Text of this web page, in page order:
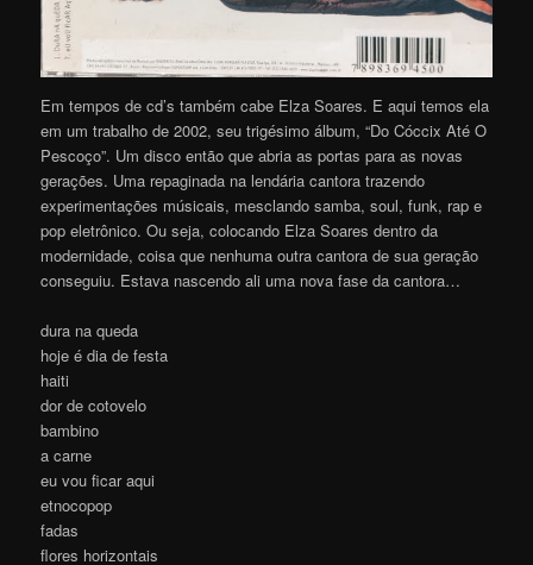
Em tempos de cd’s também cabe Elza Soares. E aqui temos ela
em um trabalho de 2002, seu trigésimo álbum, “Do Cóccix Até O
Pescoço”. Um disco então que abria as portas para as novas
gerações. Uma repaginada na lendária cantora trazendo
experimentações músicais, mesclando samba, soul, funk, rap e
pop eletrônico. Ou seja, colocando Elza Soares dentro da
modernidade, coisa que nenhuma outra cantora de sua geração
conseguiu. Estava nascendo ali uma nova fase da cantora…
dura na queda
hoje é dia de festa
haiti
dor de cotovelo
bambino
a carne
eu vou ficar aqui
etnocopop
fadas
flores horizontais